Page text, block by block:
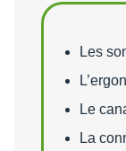
Les
Le
La